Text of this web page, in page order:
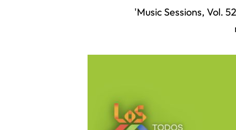
'Music Sessions, Vol.